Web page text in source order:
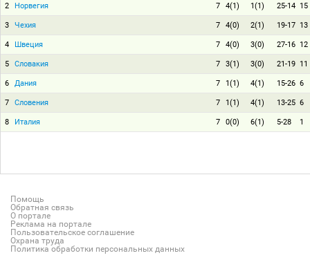
2 Норвегия 7 4(1) 1(1) 25-14 15
3 Чехия 7 4(0) 2(1) 19-17 13
4 Швеция 7 4(0) 3(0) 27-16 12
5 Словакия 7 3(1) 3(0) 21-19 11
6 Дания 7 1(1) 4(1) 15-26 6
7 Словения 7 1(1) 4(1) 13-25 6
8 Италия 7 0(0) 6(1) 5-28 1
Помощь
Обратная связь
О портале
Реклама на портале
Пользовательское соглашение
Охрана труда
Политика обработки персональных данных